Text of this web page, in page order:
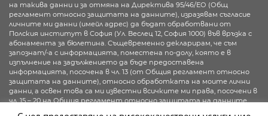
на такива данни и за отмяна на Директива 95/46/ЕО (Общ
регламент относно защитата на данните), изразявам съгласие
личните ми данни (имейл адрес) да бъдат обработвани от
Полския институт в София (Ул. Веслец 12, София 1000) във връзка с
абонамента за бюлетина. Същевременно декларирам, че съм
запознат/-а с информацията, поместена по-долу, която е в
изпълнение на задължението да бъде предоставена
информацията, посочена в чл. 13 (от Общия регламент относно
защитата на данните), относно обработката на моите лични
данни, а освен това са ми известни всичките ми права, посочени в
чл. 15 – 20 на Общия регламент относно защитата на данните.